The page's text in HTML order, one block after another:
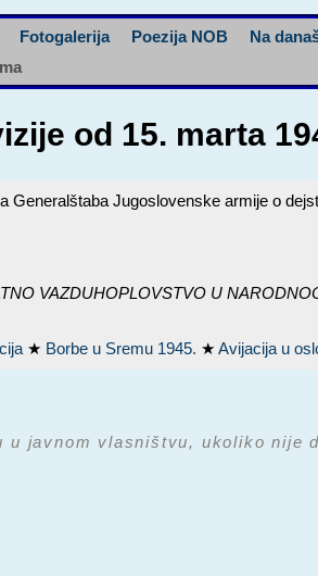
Fotogalerija Poezija NOB Na
od 15. marta
Jugoslovenske armije o
VAZDUHOPLOVSTVO U
★ Borbe u Sremu 1945. ★Avijacija u
javnom vlasništvu, ukoliko nije